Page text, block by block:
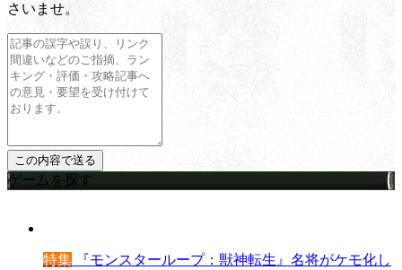
さいませ。
ゲームを探す
特集 『モンスターループ：獣神転生』名将がケモ化し